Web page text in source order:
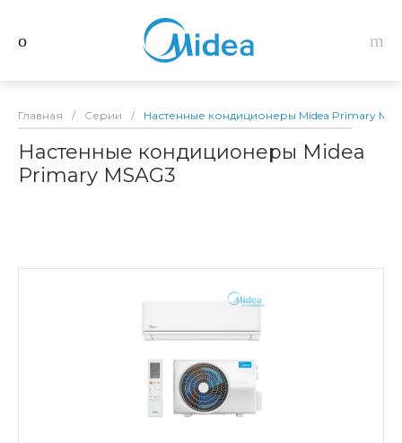
Главная / Серии / Настенные кондиционеры Midea Primary
Настенные кондиционеры Midea
Primary MSAG3